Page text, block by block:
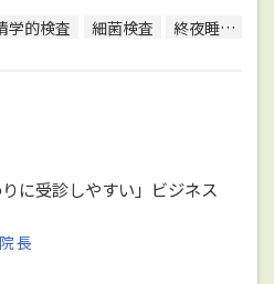
学的検査 細菌検査 終夜睡眠ポリグラフ検査(PSG)
りに受診しやすい」ビジネス
長